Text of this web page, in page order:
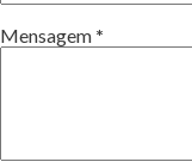
Mensagem *